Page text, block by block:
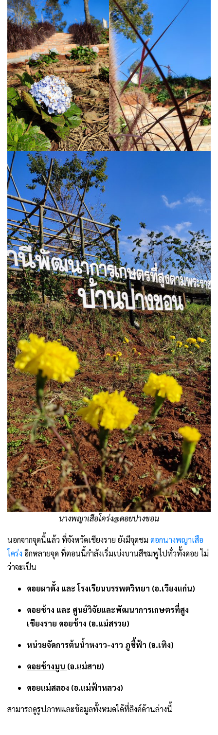
นางพญาเสือโคร่ง@ดอยปางขอน
นอกจากจุดนี้แล้ว ที่จังหวัดเชียงราย ยังมีจุดชม ดอกนางพญาเสือ
โคร่ง อีกหลายจุด ที่ตอนนี้กำลังเริ่มเบ่งบานสีชมพูไปทั่วทั้งดอย ไม่
ว่าจะเป็น
ดอยผาตั้ง และ โรงเรียนบรรพตวิทยา (อ.เวียงแก่น)
ดอยช้าง และ ศูนย์วิจัยและพัฒนาการเกษตรที่สูง
เชียงราย ดอยช้าง (อ.แม่สรวย)
หน่วยจัดการต้นน้ำหงาว-งาว ภูชี้ฟ้า (อ.เทิง)
ดอยช้างมูบ (อ.แม่สาย)
ดอยแม่สลอง (อ.แม่ฟ้าหลวง)
สามารถดูรูปภาพและข้อมูลทั้งหมดได้ที่ลิงค์ด้านล่างนี้